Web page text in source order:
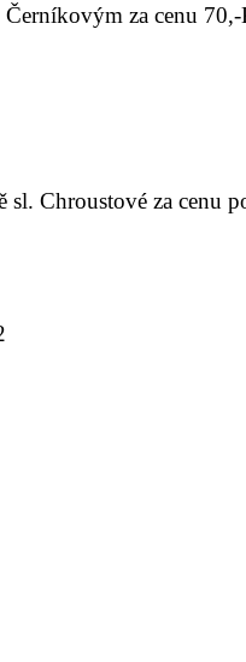
za cenu
Chroustové za cenu